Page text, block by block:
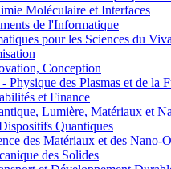
Moléculaire et Interfaces
de l'Informatique
pour les Sciences du
Conception
des Plasmas et de la
et Finance
Lumière, Matériaux et
Quantiques
des Matériaux et des Nano-
des Solides